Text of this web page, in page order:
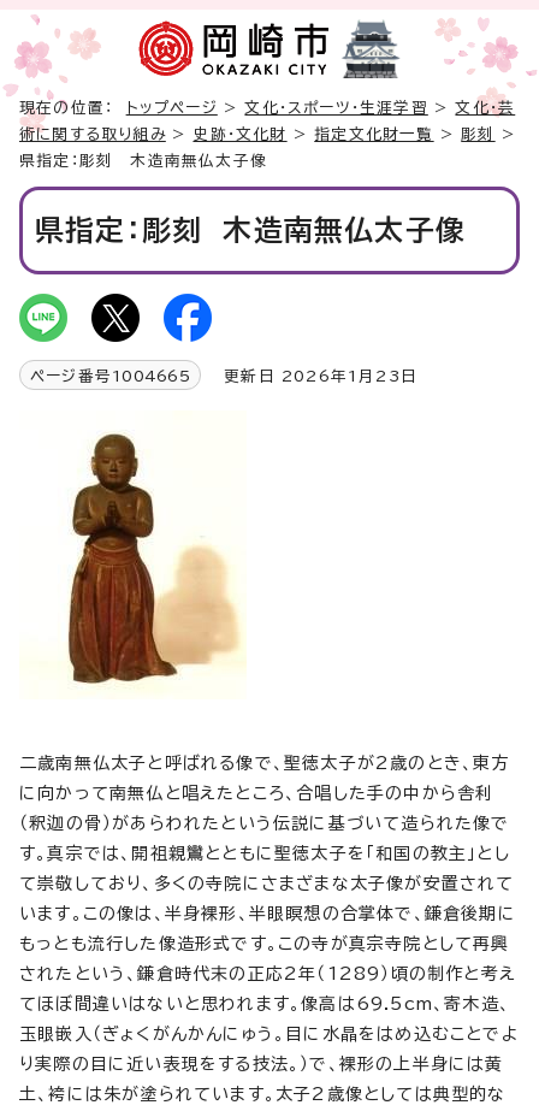
現在の位置： トップページ >文化・スポーツ・生涯学習 >文化・芸
術に関する取り組み> 史跡・文化財 >指定文化財一覧 >彫刻
>
県指定：彫刻 木造南無仏太子像
県指定：彫刻 木造南無仏太子像
ページ番号 1004665 更新日 2026年1月23日
二歳南無仏太子と呼ばれる像で、聖徳太子が2歳のとき、東方
に向かって南無仏と唱えたところ、合唱した手の中から舎利
（釈迦の骨）があらわれたという伝説に基づいて造られた像で
す。真宗では、開祖親鸞とともに聖徳太子を「和国の教主」とし
て崇敬しており、多くの寺院にさまざまな太子像が安置されて
います。この像は、半身裸形、半眼瞑想の合掌体で、鎌倉後期に
もっとも流行した像造形式です。この寺が真宗寺院として再興
されたという、鎌倉時代末の正応2年（1289）頃の制作と考え
てほぼ間違いはないと思われます。像高は69.5cm、寄木造、
玉眼嵌入（ぎょくがんかんにゅう。目に水晶をはめ込むことでよ
り実際の目に近い表現をする技法。）で、裸形の上半身には黄
土、袴には朱が塗られています。太子2歳像としては典型的な